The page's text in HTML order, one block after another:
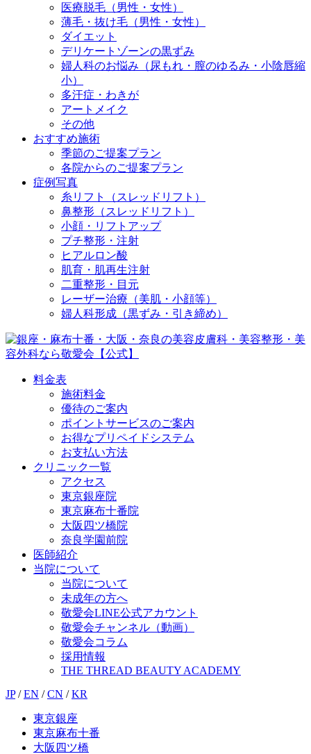
医療脱毛（男性・女性）
薄毛・抜け毛（男性・女性）
ダイエット
デリケートゾーンの黒ずみ
婦人科のお悩み（尿もれ・膣のゆるみ・小陰唇縮
小）
多汗症・わきが
アートメイク
その他
おすすめ施術
季節のご提案プラン
各院からのご提案プラン
症例写真
糸リフト（スレッドリフト）
鼻整形（スレッドリフト）
小顔・リフトアップ
プチ整形・注射
ヒアルロン酸
肌育・肌再生注射
二重整形・目元
レーザー治療（美肌・小顔等）
婦人科形成（黒ずみ・引き締め）
料金表
施術料金
優待のご案内
ポイントサービスのご案内
お得なプリペイドシステム
お支払い方法
クリニック一覧
アクセス
東京銀座院
東京麻布十番院
大阪四ツ橋院
奈良学園前院
医師紹介
当院について
当院について
未成年の方へ
敬愛会LINE公式アカウント
敬愛会チャンネル（動画）
敬愛会コラム
採用情報
THE THREAD BEAUTY ACADEMY
JP / EN / CN / KR
東京銀座
東京麻布十番
大阪四ツ橋